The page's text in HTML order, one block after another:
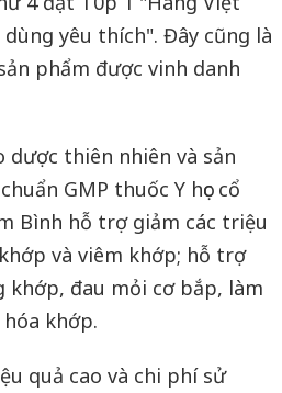
yêu thích". Đây cũng là
phẩm được vinh danh
thiên nhiên và sản
GMP thuốc Y học cổ
Bình hỗ trợ giảm các triệu
và viêm khớp; hỗ trợ
khớp, đau mỏi cơ bắp, làm
khớp.
quả cao và chi phí sử